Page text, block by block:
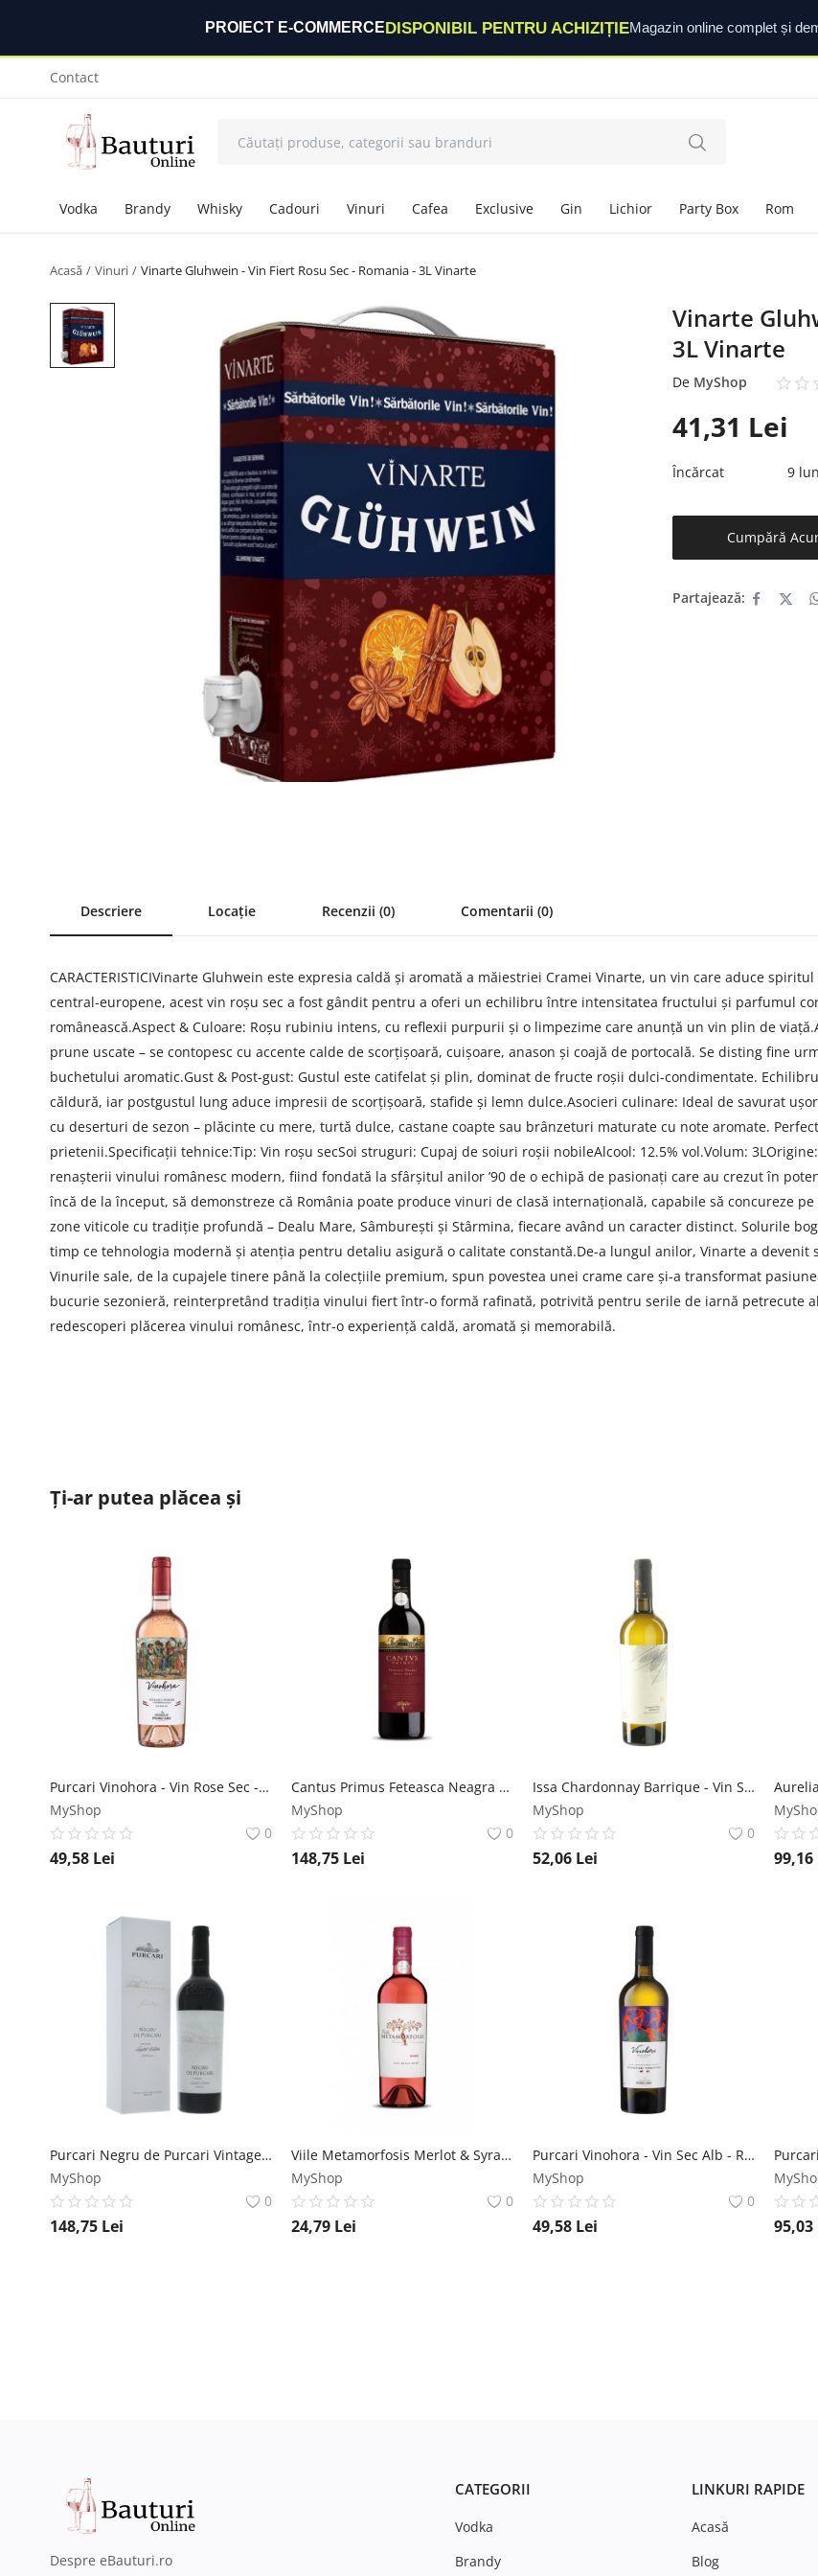
PROIECT E-COMMERCEDISPONIBIL PENTRU ACHIZIȚIEMagazin online complet și
Contact
Vodka Brandy Whisky Cadouri Vinuri Cafea Exclusive Gin Lichior Party Box Rom
Acasă Vinuri Vinarte Gluhwein - Vin Fiert Rosu Sec - Romania - 3L Vinarte
Vinarte
3L Vinarte
De MyShop
41,31 Lei
Încărcat 9
Cumpără
Partajează:
Descriere Locație Recenzii (0) Comentarii (0)
CARACTERISTICIVinarte Gluhwein este expresia caldă și aromată a măiestriei Cramei Vinarte, un vin care aduce
central-europene, acest vin roșu sec a fost gândit pentru a oferi un echilibru între intensitatea fructului și parfumul
românească.Aspect & Culoare: Roșu rubiniu intens, cu reflexii purpurii și o limpezime care anunță un vin plin de
prune uscate – se contopesc cu accente calde de scorțișoară, cuișoare, anason și coajă de portocală. Se disting fine
buchetului aromatic.Gust & Post-gust: Gustul este catifelat și plin, dominat de fructe roșii dulci-condimentate.
căldură, iar postgustul lung aduce impresii de scorțișoară, stafide și lemn dulce.Asocieri culinare: Ideal de savurat
cu deserturi de sezon – plăcinte cu mere, turtă dulce, castane coapte sau brânzeturi maturate cu note aromate.
prietenii.Specificații tehnice:Tip: Vin roșu secSoi struguri: Cupaj de soiuri roșii nobileAlcool: 12.5% vol.Volum:
renașterii vinului românesc modern, fiind fondată la sfârșitul anilor ’90 de o echipă de pasionați care au crezut în
încă de la început, să demonstreze că România poate produce vinuri de clasă internațională, capabile să concureze
zone viticole cu tradiție profundă – Dealu Mare, Sâmburești și Stârmina, fiecare având un caracter distinct. Solurile
timp ce tehnologia modernă și atenția pentru detaliu asigură o calitate constantă.De-a lungul anilor, Vinarte a
Vinurile sale, de la cupajele tinere până la colecțiile premium, spun povestea unei crame care și-a transformat
bucurie sezonieră, reinterpretând tradiția vinului fiert într-o formă rafinată, potrivită pentru serile de iarnă petrecute
redescoperi plăcerea vinului românesc, într-o experiență caldă, aromată și memorabilă.
Ți-ar putea plăcea și
Purcari Vinohora - Vin Rose Sec - Republica Moldova - 0.75L Crama Purcari
MyShop
0
49,58 Lei
Cantus Primus Feteasca Neagra DOC Magnum - Vin Rosu Sec - Romania - 1.5L Vitis Metamorfosis
MyShop
0
148,75 Lei
Issa Chardonnay Barrique - Vin Sec Alb - Romania - 0.75L Crama La Salina
MyShop
0
52,06 Lei 99,16
Purcari Negru de Purcari Vintage - Vin Rosu Sec - Republica Moldova - 0.75L Crama Purcari
MyShop
0
148,75 Lei
Viile Metamorfosis Merlot & Syrah DOC - Vin Rose Sec - Romania - 0.75L Vitis Metamorfosis
MyShop
0
24,79 Lei
Purcari Vinohora - Vin Sec Alb - Republica Moldova - 0.75L Crama Purcari
MyShop
0
49,58 Lei 95,03
Despre eBauturi.ro
CATEGORII
Vodka
Brandy
LINKURI RAPIDE
Acasă
Blog